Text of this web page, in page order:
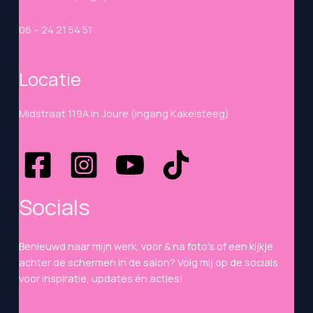
06 – 24 21 54 51
Locatie
Midstraat 119A in Joure (ingang Kakelsteeg)
Socials
Benieuwd naar mijn werk, voor & na foto’s of een kijkje
achter de schermen in de salon? Volg mij op de socials
voor inspiratie, updates én acties!